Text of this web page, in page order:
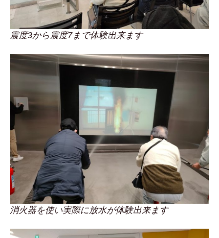
震度3から震度7まで体験出来ます
消火器を使い実際に放水が体験出来ます